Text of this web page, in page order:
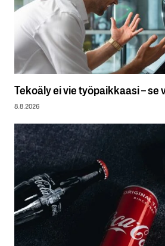
Tekoäly ei vie työpaikkaasi – se
8.8.2026